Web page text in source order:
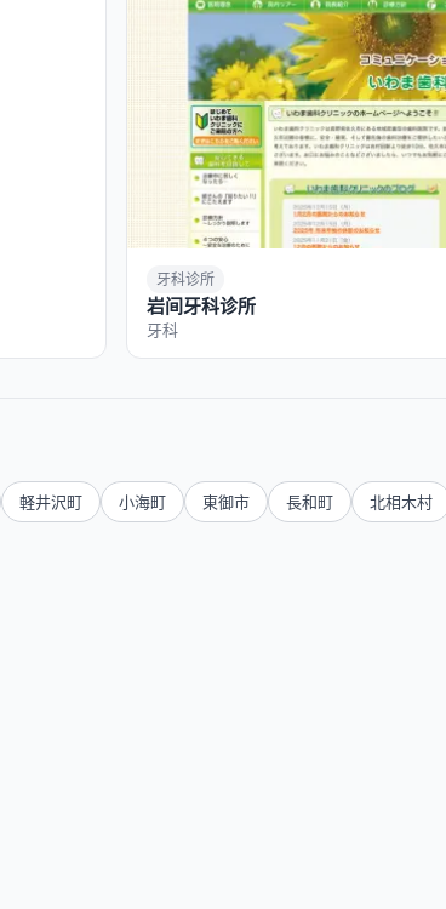
牙科诊所
岩间牙科诊所
牙科
軽井沢町 小海町 東御市 長和町 北相木村